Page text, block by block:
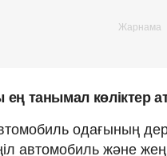
ең танымал көліктер
одағының
автомобиль және